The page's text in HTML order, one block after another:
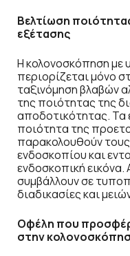
Βελτίωση
εξέτασης
Η κολονοσκόπηση με
περιορίζεται μόνο
ταξινόμηση βλαβών
της ποιότητας της
αποδοτικότητας. Τα
ποιότητα της
παρακολουθούν
ενδοσκοπίου και
ενδοσκοπική
συμβάλλουν σε
διαδικασίες και
Οφέλη που
στην